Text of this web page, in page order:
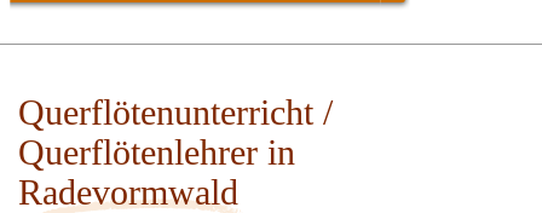
Querflötenunterricht /
Querflötenlehrer in
Radevormwald